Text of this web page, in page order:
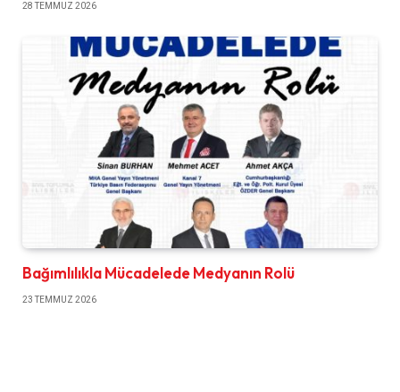
28 TEMMUZ 2026
Bağımlılıkla Mücadelede Medyanın Rolü
23 TEMMUZ 2026